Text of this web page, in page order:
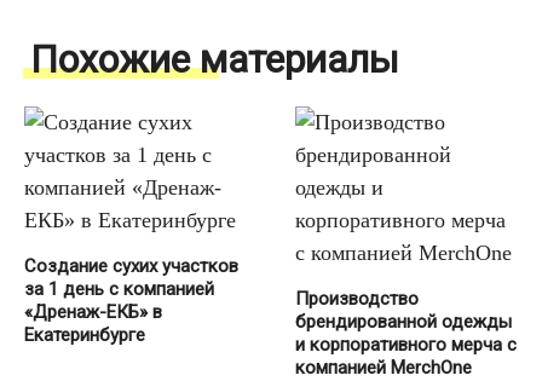
Похожие материалы
Создание сухих участков
за 1 день с компанией
«Дренаж-ЕКБ» в
Екатеринбурге
Производство
брендированной одежды
и корпоративного мерча с
компанией MerchOne